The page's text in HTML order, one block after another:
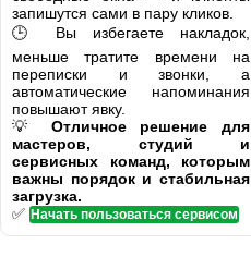
запишутся сами в пару кликов.
🕒 Вы избегаете накладок,
меньше тратите времени на
переписки и звонки, а
автоматические напоминания
повышают явку.
💡 Отличное решение для
мастеров, студий и
сервисных команд, которым
важны порядок и стабильная
загрузка.
✅ Начать пользоваться сервисом